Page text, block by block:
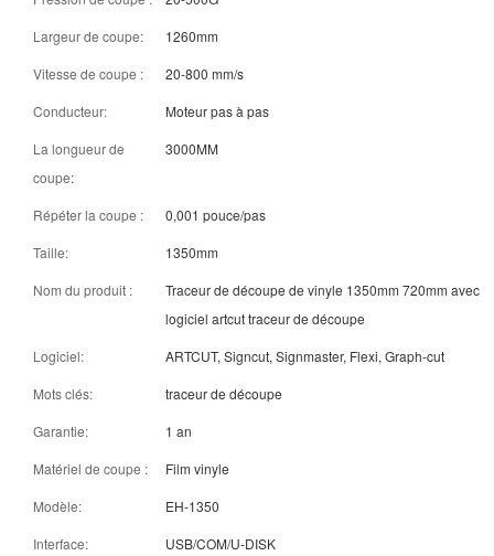
Largeur de coupe:
1260mm
Vitesse de coupe :
20-800 mm/s
Conducteur:
Moteur pas à pas
La longueur de
coupe:
3000MM
Répéter la coupe :
0,001 pouce/pas
Taille:
1350mm
Nom du produit :
Traceur de découpe de vinyle 1350mm 720mm avec
logiciel artcut traceur de découpe
Logiciel:
ARTCUT, Signcut, Signmaster, Flexi, Graph-cut
Mots clés:
traceur de découpe
Garantie:
1 an
Matériel de coupe :
Film vinyle
Modèle:
EH-1350
Interface:
USB/COM/U-DISK